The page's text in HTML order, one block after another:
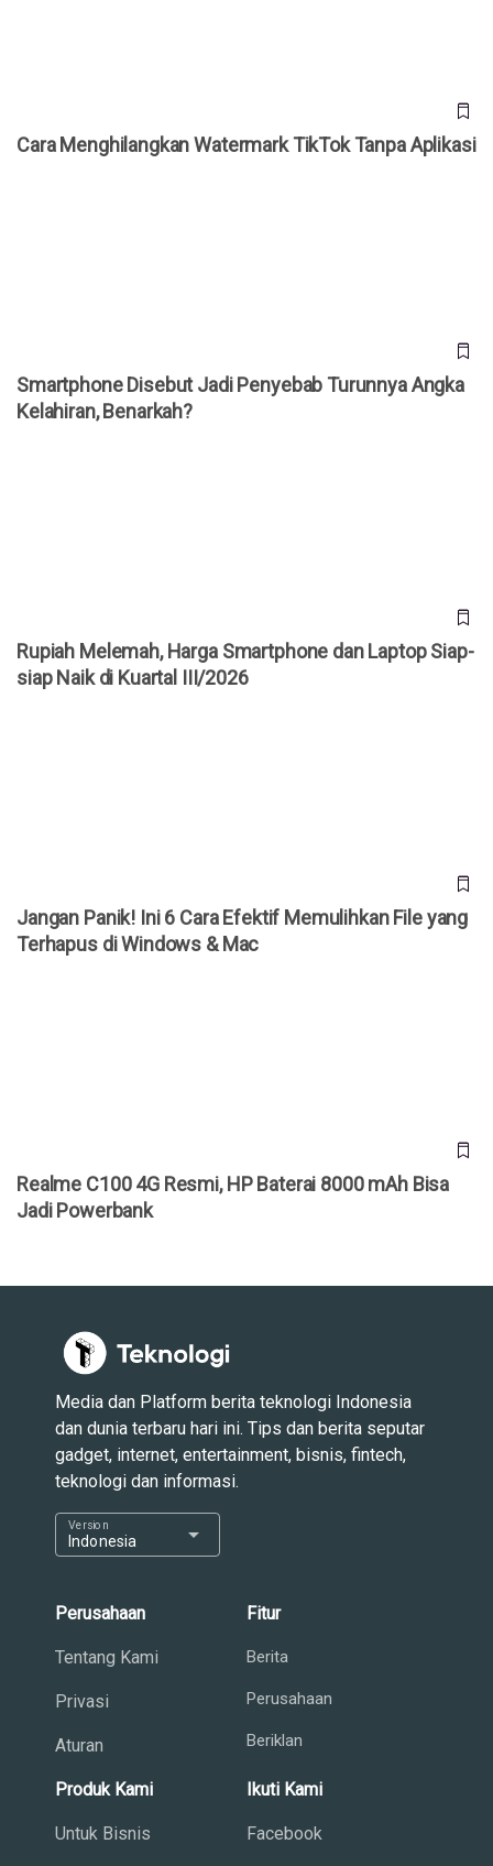
Cara Menghilangkan Watermark TikTok Tanpa Aplikasi
Smartphone Disebut Jadi Penyebab Turunnya Angka
Kelahiran, Benarkah?
Rupiah Melemah, Harga Smartphone dan Laptop Siap-
siap Naik di Kuartal III/2026
Jangan Panik! Ini 6 Cara Efektif Memulihkan File yang
Terhapus di Windows & Mac
Realme C100 4G Resmi, HP Baterai 8000 mAh Bisa
Jadi Powerbank
Media dan Platform berita teknologi Indonesia
dan dunia terbaru hari ini. Tips dan berita seputar
gadget, internet, entertainment, bisnis, fintech,
teknologi dan informasi.
Indonesia
Version arrow_drop_down
Perusahaan
Tentang Kami
Privasi
Aturan
Fitur
Berita
Perusahaan
Beriklan
Produk Kami
Untuk Bisnis
Ikuti Kami
Facebook